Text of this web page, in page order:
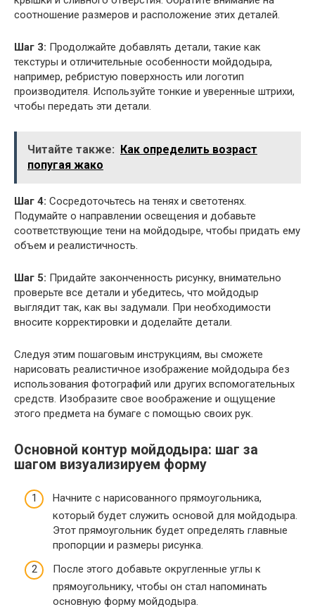
соотношение размеров и расположение этих деталей.
Шаг 3: Продолжайте добавлять детали, такие как
текстуры и отличительные особенности мойдодыра,
например, ребристую поверхность или логотип
производителя. Используйте тонкие и уверенные штрихи,
чтобы передать эти детали.
Читайте также:
Как определить возраст
попугая жако
Шаг 4: Сосредоточьтесь на тенях и светотенях.
Подумайте о направлении освещения и добавьте
соответствующие тени на мойдодыре, чтобы придать ему
объем и реалистичность.
Шаг 5: Придайте законченность рисунку, внимательно
проверьте все детали и убедитесь, что мойдодыр
выглядит так, как вы задумали. При необходимости
вносите корректировки и доделайте детали.
Следуя этим пошаговым инструкциям, вы сможете
нарисовать реалистичное изображение мойдодыра без
использования фотографий или других вспомогательных
средств. Изобразите свое воображение и ощущение
этого предмета на бумаге с помощью своих рук.
Основной контур мойдодыра: шаг за
шагом визуализируем форму
Начните с нарисованного прямоугольника,
который будет служить основой для мойдодыра.
Этот прямоугольник будет определять главные
пропорции и размеры рисунка.
После этого добавьте округленные углы к
прямоугольнику, чтобы он стал напоминать
основную форму мойдодыра.